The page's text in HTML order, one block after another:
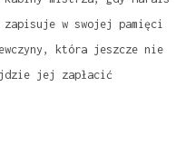
w swojej pamięci
która jeszcze nie
jej zapłacić